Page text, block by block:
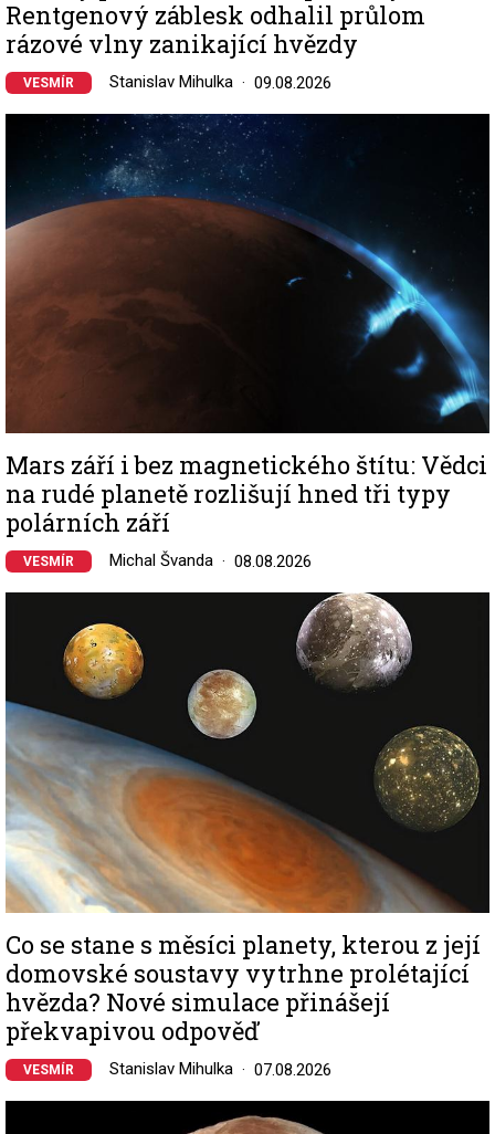
Rentgenový záblesk odhalil průlom
rázové vlny zanikající hvězdy
VESMÍR Stanislav Mihulka 09.08.2026
Image
Mars září i bez magnetického štítu: Vědci
na rudé planetě rozlišují hned tři typy
polárních září
VESMÍR Michal Švanda 08.08.2026
Co se stane s měsíci planety, kterou z její
domovské soustavy vytrhne prolétající
hvězda? Nové simulace přinášejí
překvapivou odpověď
VESMÍR Stanislav Mihulka 07.08.2026